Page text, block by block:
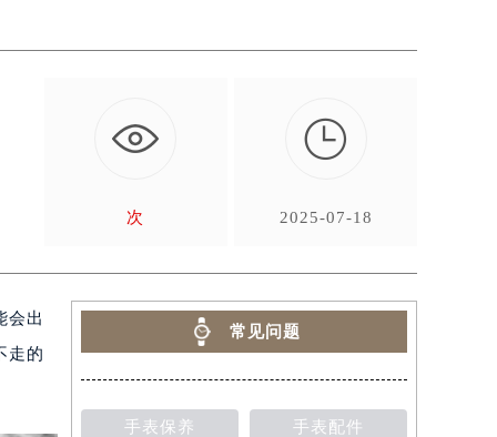
次

2025-07-18
会出
走的
常见问题
手表保养 手表配件